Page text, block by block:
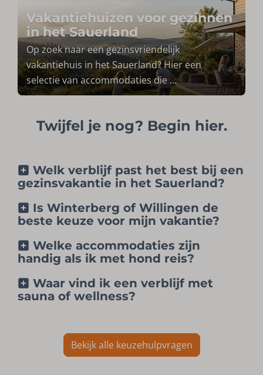
Vakantiehuizen voor gezinnen
in het Sauerland
Op zoek naar een gezinsvriendelijk
vakantiehuis in het Sauerland? Hier een
selectie van accommodaties die…
Twijfel je nog? Begin hier.
Welk verblijf past het best bij een
gezinsvakantie in het Sauerland?
Is Winterberg of Willingen de
beste keuze voor mijn vakantie?
Welke accommodaties zijn
handig als ik met hond reis?
Waar vind ik een verblijf met
sauna of wellness?
Bekijk alle keuzehulpvragen